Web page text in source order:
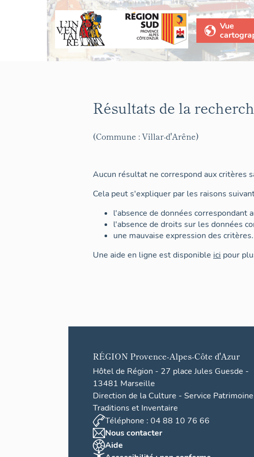
Vue
Résultats de la
(Commune : Villar-d'Arêne)
Aucun résultat ne correspond aux critères
Cela peut s'expliquer par les raisons
l'absence de données correspondant
l'absence de droits sur les données
une mauvaise expression des critères.
Une aide en ligne est disponible ici pour
RÉGION Provence-Alpes-Côte d'Azur
Hôtel de Région - 27 place Jules Guesde -
13481 Marseille
Direction de la Culture - Service Patrimoine
Traditions et Inventaire
Téléphone : 04 88 10 76 66
Nous contacter
Aide